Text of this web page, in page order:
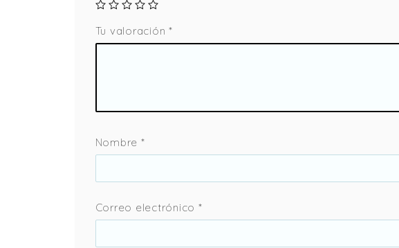
Tu valoración*
Nombre *
Correo electrónico *